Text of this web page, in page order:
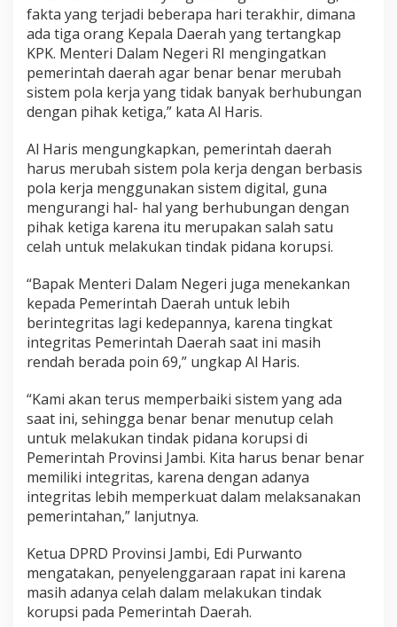
fakta yang terjadi beberapa hari terakhir, dimana
ada tiga orang Kepala Daerah yang tertangkap
KPK. Menteri Dalam Negeri RI mengingatkan
pemerintah daerah agar benar benar merubah
sistem pola kerja yang tidak banyak berhubungan
dengan pihak ketiga,” kata Al Haris.
Al Haris mengungkapkan, pemerintah daerah
harus merubah sistem pola kerja dengan berbasis
pola kerja menggunakan sistem digital, guna
mengurangi hal- hal yang berhubungan dengan
pihak ketiga karena itu merupakan salah satu
celah untuk melakukan tindak pidana korupsi.
“Bapak Menteri Dalam Negeri juga menekankan
kepada Pemerintah Daerah untuk lebih
berintegritas lagi kedepannya, karena tingkat
integritas Pemerintah Daerah saat ini masih
rendah berada poin 69,” ungkap Al Haris.
“Kami akan terus memperbaiki sistem yang ada
saat ini, sehingga benar benar menutup celah
untuk melakukan tindak pidana korupsi di
Pemerintah Provinsi Jambi. Kita harus benar benar
memiliki integritas, karena dengan adanya
integritas lebih memperkuat dalam melaksanakan
pemerintahan,” lanjutnya.
Ketua DPRD Provinsi Jambi, Edi Purwanto
mengatakan, penyelenggaraan rapat ini karena
masih adanya celah dalam melakukan tindak
korupsi pada Pemerintah Daerah.